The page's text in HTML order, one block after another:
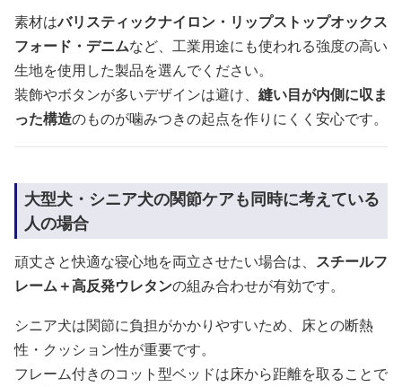
素材はバリスティックナイロン・リップストップオックス
フォード・デニムなど、工業用途にも使われる強度の高い
生地を使用した製品を選んでください。
装飾やボタンが多いデザインは避け、 縫い目が内側に収ま
った構造のものが噛みつきの起点を作りにくく安心です。
大型犬・シニア犬の関節ケアも同時に考えている
人の場合
頑丈さと快適な寝心地を両立させたい場合は、 スチールフ
レーム＋高反発ウレタンの組み合わせが有効です。
シニア犬は関節に負担がかかりやすいため、床との断熱
性・クッション性が重要です。
フレーム付きのコット型ベッドは床から距離を取ることで